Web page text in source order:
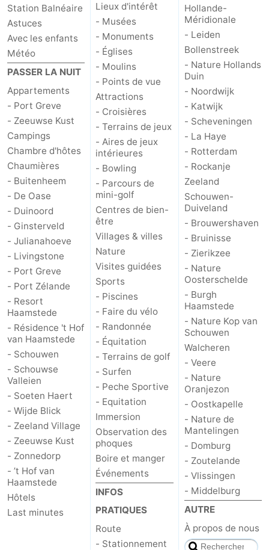
Rockanje
Zeeland
Schouwen-
Duiveland
-
Brouwershaven
-
Bruinisse
Zierikzee
-
Nature
Oosterschelde
-
Burgh
Haamstede
-
Nature
Kop
van
Schouwen
Walcheren
Veere
Nature
Oranjezon
-
Oostkapelle
-
Nature
de
Mantelingen
-
Domburg
-
Zoutelande
-
Vlissingen
-
Middelburg
Météo
Contact
Station Balnéaire
Astuces
Avec les enfants
Météo
PASSER LA NUIT
Appartements
- Port Greve
- Zeeuwse Kust
Campings
Chambre d'hôtes
Chaumières
- Buitenheem
- De Oase
- Duinoord
- Ginsterveld
- Julianahoeve
- Livingstone
- Port Greve
- Port Zélande
- Resort
Haamstede
- Résidence 't Hof
van Haamstede
- Schouwen
- Schouwse
Valleien
- Soeten Haert
- Wijde Blick
- Zeeland Village
- Zeeuwse Kust
- Zonnedorp
- ’t Hof van
Haamstede
Hôtels
Last minutes
Lieux d'intérêt
- Musées
- Monuments
- Églises
- Moulins
- Points de vue
Attractions
- Croisières
- Terrains de jeux
- Aires de jeux
intérieures
- Bowling
- Parcours de
mini-golf
Centres de bien-
être
Villages & villes
Nature
Visites guidées
Sports
- Piscines
- Faire du vélo
- Randonnée
- Équitation
- Terrains de golf
- Surfen
- Peche Sportive
- Equitation
Immersion
Observation des
phoques
Boire et manger
Événements
INFOS
PRATIQUES
Route
- Stationnement
Hollande-
Méridionale
- Leiden
Bollenstreek
- Nature Hollands
Duin
- Noordwijk
- Katwijk
- Scheveningen
- La Haye
- Rotterdam
- Rockanje
Zeeland
Schouwen-
Duiveland
- Brouwershaven
- Bruinisse
- Zierikzee
- Nature
Oosterschelde
- Burgh
Haamstede
- Nature Kop van
Schouwen
Walcheren
- Veere
- Nature
Oranjezon
- Oostkapelle
- Nature de
Mantelingen
- Domburg
- Zoutelande
- Vlissingen
- Middelburg
AUTRE
À propos de nous